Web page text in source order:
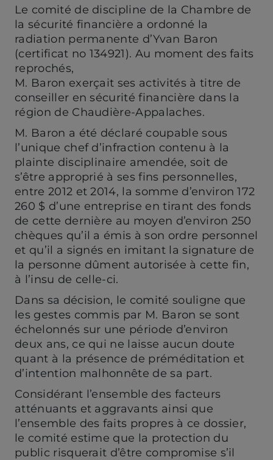
Le comité de discipline de la Chambre de
la sécurité financière a ordonné la
radiation permanente d’Yvan Baron
(certificat no 134921). Au moment des faits
reprochés,
M. Baron exerçait ses activités à titre de
conseiller en sécurité financière dans la
région de Chaudière-Appalaches.
M. Baron a été déclaré coupable sous
l’unique chef d’infraction contenu à la
plainte disciplinaire amendée, soit de
s’être approprié à ses fins personnelles,
entre 2012 et 2014, la somme d’environ 172
260 $ d’une entreprise en tirant des fonds
de cette dernière au moyen d’environ 250
chèques qu’il a émis à son ordre personnel
et qu’il a signés en imitant la signature de
la personne dûment autorisée à cette fin,
à l’insu de celle-ci.
Dans sa décision, le comité souligne que
les gestes commis par M. Baron se sont
échelonnés sur une période d’environ
deux ans, ce qui ne laisse aucun doute
quant à la présence de préméditation et
d’intention malhonnête de sa part.
Considérant l’ensemble des facteurs
atténuants et aggravants ainsi que
l’ensemble des faits propres à ce dossier,
le comité estime que la protection du
public risquerait d’être compromise s’il